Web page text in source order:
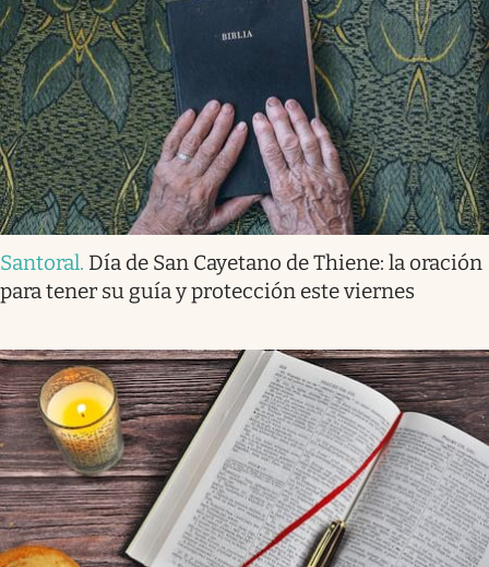
Santoral. Día de San Cayetano de Thiene: la oración
para tener su guía y protección este viernes